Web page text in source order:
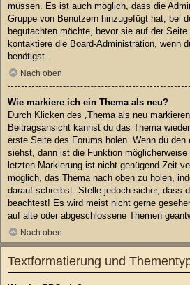
müssen. Es ist auch möglich, dass die
Gruppe von Benutzern hinzugefügt hat, bei
begutachten möchte, bevor sie auf der
kontaktiere die Board-Administration, wenn
benötigst.
Nach oben
Wie markiere ich ein Thema als neu?
Durch Klicken des „Thema als neu
Beitragsansicht kannst du das Thema
erste Seite des Forums holen. Wenn du
siehst, dann ist die Funktion
letzten Markierung ist nicht genügend Zeit
möglich, das Thema nach oben zu holen,
darauf schreibst. Stelle jedoch sicher, dass
beachtest! Es wird meist nicht gerne
auf alte oder abgeschlossene Themen
Nach oben
Textformatierung und